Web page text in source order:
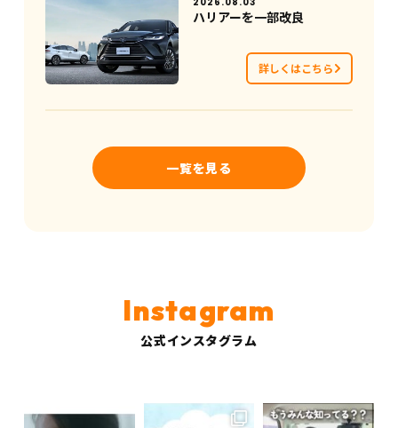
ハリアーを一部改良
詳しくはこちら
一覧を見る
公式インスタグラム